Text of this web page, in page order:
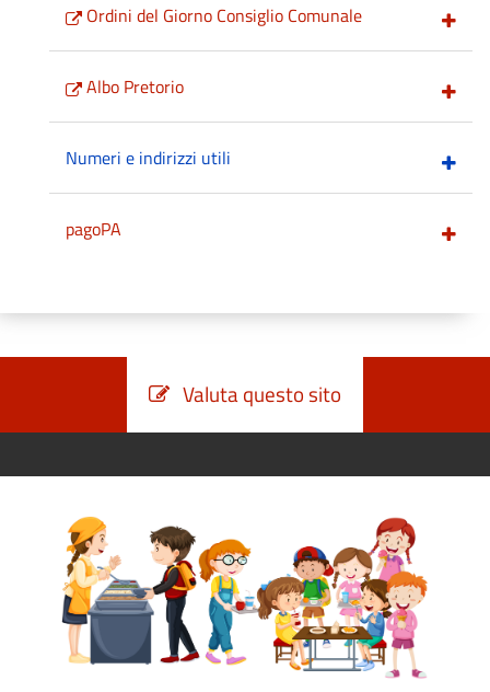
Ordini del Giorno Consiglio Comunale
Albo Pretorio
Numeri e indirizzi utili
pagoPA
Valuta questo sito